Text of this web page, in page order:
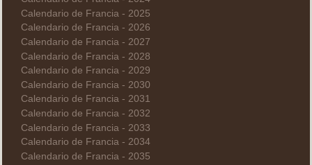
Calendario de Francia - 2025
Calendario de Francia - 2026
Calendario de Francia - 2027
Calendario de Francia - 2028
Calendario de Francia - 2029
Calendario de Francia - 2030
Calendario de Francia - 2031
Calendario de Francia - 2032
Calendario de Francia - 2033
Calendario de Francia - 2034
Calendario de Francia - 2035